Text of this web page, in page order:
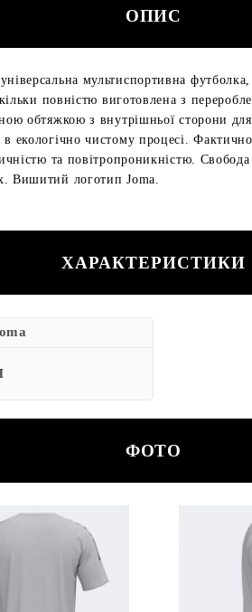
ОПИС
мультиспортивна
повністю виготовлена з
обтяжкою з внутрішньої сторони
екологічно чистому процесі.
та повітропроникністю. Свобода
Вишитий логотип Joma.
ХАРАКТЕРИСТИКИ
ФОТО